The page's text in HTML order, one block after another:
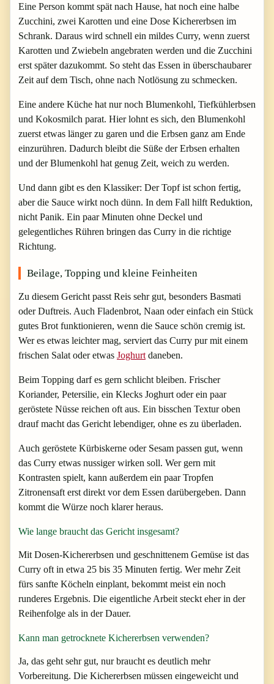
Eine Person kommt spät nach Hause, hat noch eine halbe
Zucchini, zwei Karotten und eine Dose Kichererbsen im
Schrank. Daraus wird schnell ein mildes Curry, wenn zuerst
Karotten und Zwiebeln angebraten werden und die Zucchini
erst später dazukommt. So steht das Essen in überschaubarer
Zeit auf dem Tisch, ohne nach Notlösung zu schmecken.
Eine andere Küche hat nur noch Blumenkohl, Tiefkühlerbsen
und Kokosmilch parat. Hier lohnt es sich, den Blumenkohl
zuerst etwas länger zu garen und die Erbsen ganz am Ende
einzurühren. Dadurch bleibt die Süße der Erbsen erhalten
und der Blumenkohl hat genug Zeit, weich zu werden.
Und dann gibt es den Klassiker: Der Topf ist schon fertig,
aber die Sauce wirkt noch dünn. In dem Fall hilft Reduktion,
nicht Panik. Ein paar Minuten ohne Deckel und
gelegentliches Rühren bringen das Curry in die richtige
Richtung.
Beilage, Topping und kleine Feinheiten
Zu diesem Gericht passt Reis sehr gut, besonders Basmati
oder Duftreis. Auch Fladenbrot, Naan oder einfach ein Stück
gutes Brot funktionieren, wenn die Sauce schön cremig ist.
Wer es etwas leichter mag, serviert das Curry pur mit einem
frischen Salat oder etwas Joghurt daneben.
Beim Topping darf es gern schlicht bleiben. Frischer
Koriander, Petersilie, ein Klecks Joghurt oder ein paar
geröstete Nüsse reichen oft aus. Ein bisschen Textur oben
drauf macht das Gericht lebendiger, ohne es zu überladen.
Auch geröstete Kürbiskerne oder Sesam passen gut, wenn
das Curry etwas nussiger wirken soll. Wer gern mit
Kontrasten spielt, kann außerdem ein paar Tropfen
Zitronensaft erst direkt vor dem Essen darübergeben. Dann
kommt die Würze noch klarer heraus.
Wie lange braucht das Gericht insgesamt?
Mit Dosen-Kichererbsen und geschnittenem Gemüse ist das
Curry oft in etwa 25 bis 35 Minuten fertig. Wer mehr Zeit
fürs sanfte Köcheln einplant, bekommt meist ein noch
runderes Ergebnis. Die eigentliche Arbeit steckt eher in der
Reihenfolge als in der Dauer.
Kann man getrocknete Kichererbsen verwenden?
Ja, das geht sehr gut, nur braucht es deutlich mehr
Vorbereitung. Die Kichererbsen müssen eingeweicht und